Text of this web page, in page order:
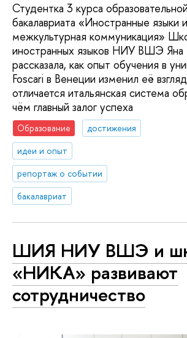
Студентка 3 курса
бакалавриата «Иностранные языки и
межкультурная коммуникация»
иностранных языков НИУ ВШЭ Яна
рассказала, как опыт обучения в
Foscari в Венеции изменил её
отличается итальянская система
чём главный залог успеха
Образование
достижения
идеи и опыт
репортаж о событии
бакалавриат
ШИЯ НИУ ВШЭ и
«НИКА» развивают
сотрудничество